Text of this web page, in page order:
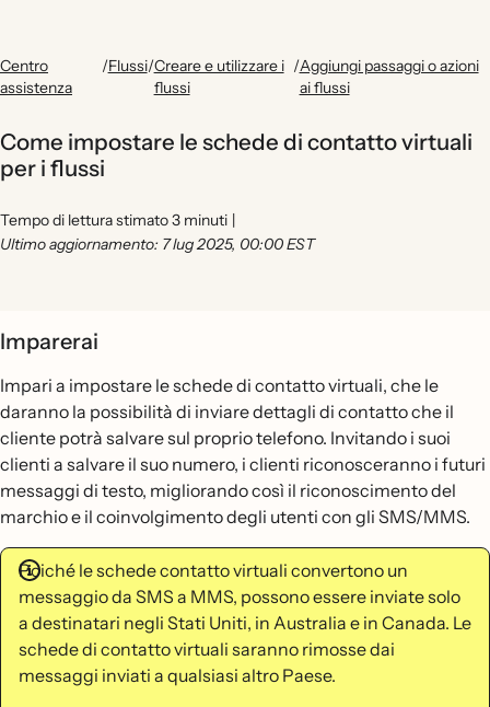
Centro
assistenza
/Flussi/Creare e utilizzare i
flussi
/Aggiungi passaggi o azioni
ai flussi
Come impostare le schede di contatto virtuali
per i flussi
Tempo di lettura stimato 3 minuti |
Ultimo aggiornamento: 7 lug 2025, 00:00 EST
Imparerai
Impari a impostare le schede di contatto virtuali, che le
daranno la possibilità di inviare dettagli di contatto che il
cliente potrà salvare sul proprio telefono. Invitando i suoi
clienti a salvare il suo numero, i clienti riconosceranno i futuri
messaggi di testo, migliorando così il riconoscimento del
marchio e il coinvolgimento degli utenti con gli SMS/MMS.
Poiché le schede contatto virtuali convertono un
messaggio da SMS a MMS, possono essere inviate solo
a destinatari negli Stati Uniti, in Australia e in Canada. Le
schede di contatto virtuali saranno rimosse dai
messaggi inviati a qualsiasi altro Paese.